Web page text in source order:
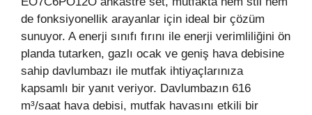
de fonksiyonellik arayanlar için ideal bir çözüm
sunuyor. A enerji sınıfı fırını ile enerji verimliliğini ön
planda tutarken, gazlı ocak ve geniş hava debisine
sahip davlumbazı ile mutfak ihtiyaçlarınıza
kapsamlı bir yanıt veriyor. Davlumbazın 616
m³/saat hava debisi, mutfak havasını etkili bir